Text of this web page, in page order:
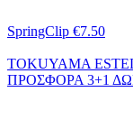
SpringClip €7.50
TOKUYAMA
ΠΡΟΣΦΟΡΑ 3+1